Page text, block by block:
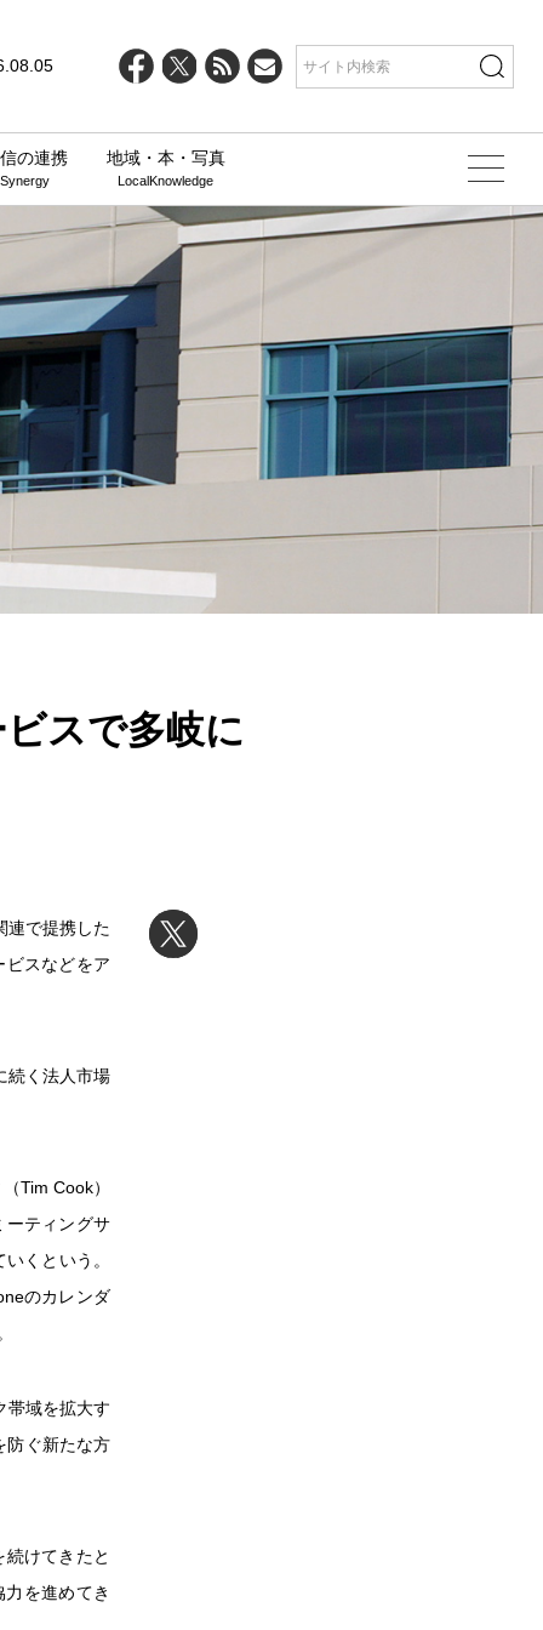
の連携 地域・本・写真
LocalKnowledge
スで多岐に
連で提携した
ビスなどをア
続く法人市場
Tim Cook）
ーティングサ
くという。
のカレンダ
帯域を拡大す
防ぐ新たな方
けてきたと
を進めてき